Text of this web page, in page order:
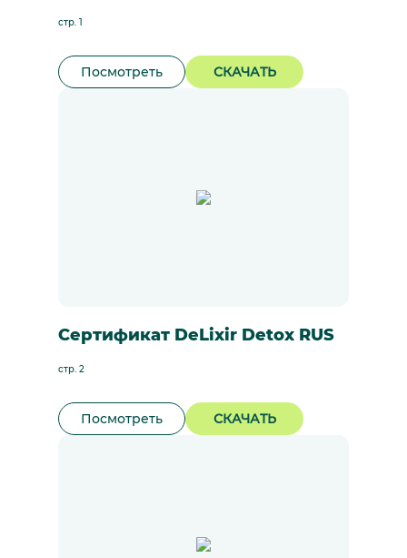
стр. 1
Посмотреть СКАЧАТЬ
Сертификат DeLixir Detox RUS
стр. 2
Посмотреть СКАЧАТЬ